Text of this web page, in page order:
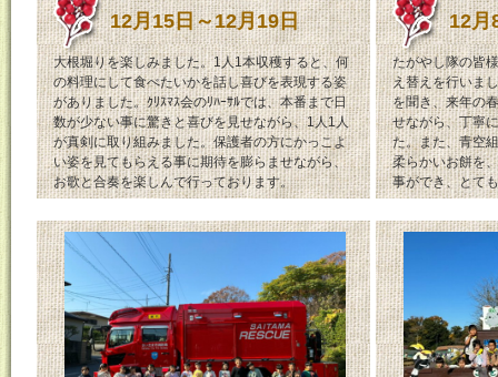
12月15日～12月19日
大根堀りを楽しみました。1人1本収穫すると、何
の料理にして食べたいかを話し喜びを表現する姿
がありました。ｸﾘｽﾏｽ会のﾘﾊｰｻﾙでは、本番まで日
数が少ない事に驚きと喜びを見せながら、1人1人
が真剣に取り組みました。保護者の方にかっこよ
い姿を見てもらえる事に期待を膨らませながら、
お歌と合奏を楽しんで行っております。
12月
たがやし隊の皆
え替えを行いま
を聞き、来年の
せながら、丁寧
た。また、青空
柔らかいお餅を
事ができ、とて